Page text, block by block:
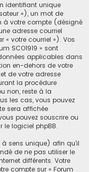
identifiant unique
»), un mot de
à votre compte (désigné
adresse courriel
« votre courriel »). Vos
SCO1919 » sont
applicables dans
en-dehors de votre
de votre adresse
la procédure
non, reste à la
les cas, vous pouvez
sera affichée
pouvez souscrire ou
le logiciel phpBB.
sens unique) afin qu’il
de ne pas utiliser le
différents. Votre
compte sur « Forum